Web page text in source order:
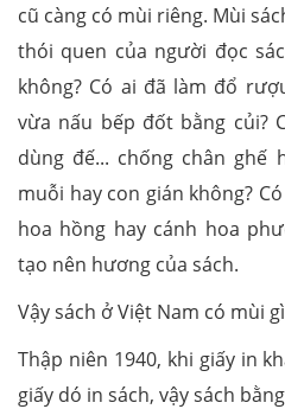
cũ càng có mùi riêng. Mùi
thói quen của người đọc
không? Có ai đã làm đổ
vừa nấu bếp đốt bằng củi?
dùng đế... chống chân ghế
muỗi hay con gián không?
hoa hồng hay cánh hoa
tạo nên hương của sách.
Vậy sách ở Việt Nam có mùi
Thập niên 1940, khi giấy in
giấy dó in sách, vậy sách